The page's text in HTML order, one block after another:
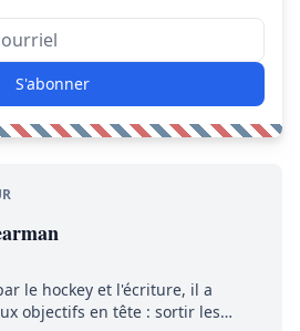
S'abonner
le hockey et l'écriture, il a
objectifs en tête : sortir les